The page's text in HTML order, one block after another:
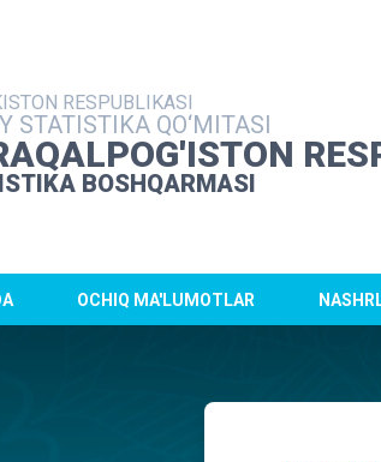
RESPUBLIKASI
STATISTIKA QO‘MITASI
BOSHQARMASI
OCHIQ MA'LUMOTLAR